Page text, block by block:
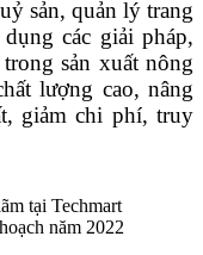
sản, quản lý trang
các giải pháp,
sản xuất nông
lượng cao, nâng
giảm chi phí, truy
tại Techmart
năm 2022